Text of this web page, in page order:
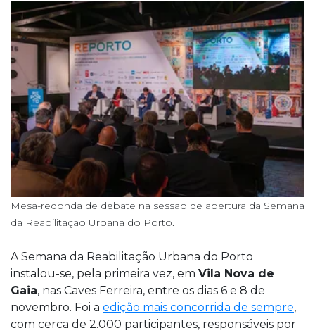
Mesa-redonda de debate na sessão de abertura da Semana
da Reabilitação Urbana do Porto.
A Semana da Reabilitação Urbana do Porto
instalou-se, pela primeira vez, em Vila Nova de
Gaia, nas Caves Ferreira, entre os dias 6 e 8 de
novembro. Foi a edição mais concorrida de sempre,
com cerca de 2.000 participantes, responsáveis por